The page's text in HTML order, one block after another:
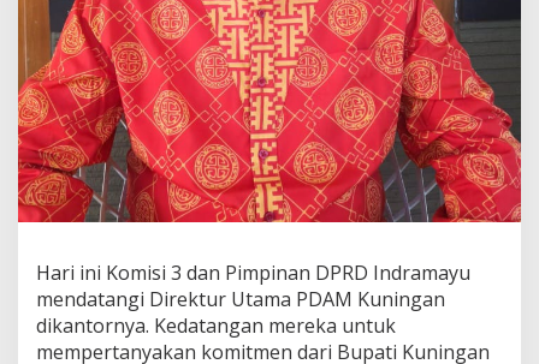
Hari ini Komisi 3 dan Pimpinan DPRD Indramayu
mendatangi Direktur Utama PDAM Kuningan
dikantornya. Kedatangan mereka untuk
mempertanyakan komitmen dari Bupati Kuningan